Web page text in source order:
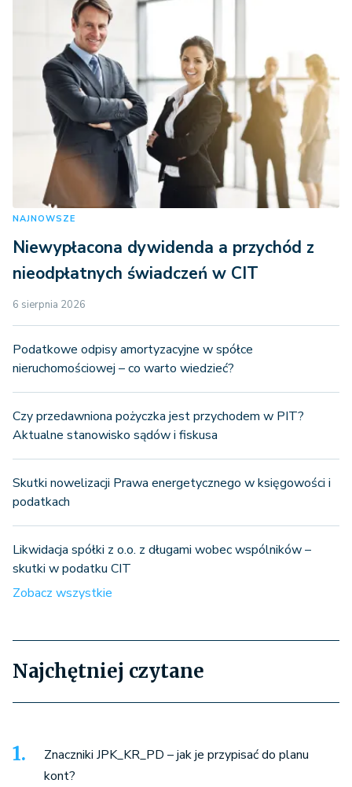
NAJNOWSZE
Niewypłacona dywidenda a przychód z
nieodpłatnych świadczeń w CIT
6 sierpnia 2026
Podatkowe odpisy amortyzacyjne w spółce
nieruchomościowej – co warto wiedzieć?
Czy przedawniona pożyczka jest przychodem w PIT?
Aktualne stanowisko sądów i fiskusa
Skutki nowelizacji Prawa energetycznego w księgowości i
podatkach
Likwidacja spółki z o.o. z długami wobec wspólników –
skutki w podatku CIT
Zobacz wszystkie
Najchętniej czytane
Znaczniki JPK_KR_PD – jak je przypisać do planu
kont?